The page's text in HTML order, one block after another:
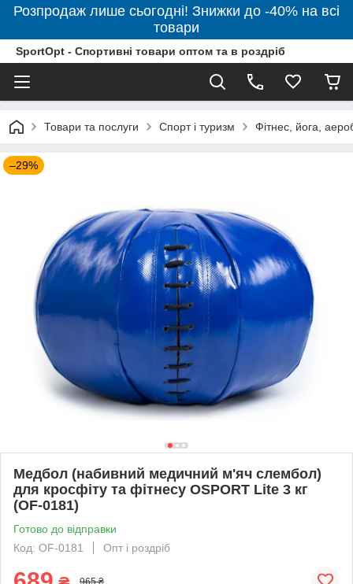
Розпродаж лише сьогодні! Знижки до -40% на всі
товари
SportOpt - Спортивні товари оптом та в роздріб
Товари та послуги Спорт і туризм Фітнес, йога,
–29%
Медбол (набивний медичний м'яч слембол)
для кросфіту та фітнесу OSPORT Lite 3 кг
(OF-0181)
Готово до відправки
Код: OF-0181
Опт і роздріб
965 ₴